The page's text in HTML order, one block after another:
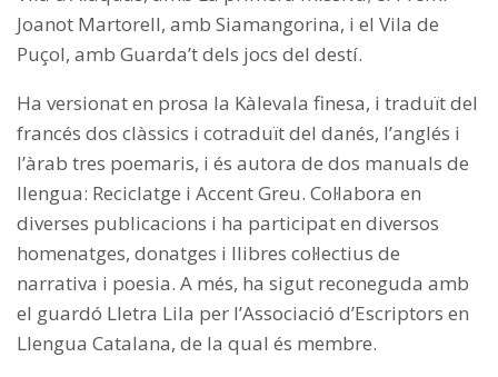
Joanot Martorell, amb Siamangorina, i el Vila de
Puçol, amb Guarda’t dels jocs del destí.
Ha versionat en prosa la Kàlevala finesa, i traduït del
francés dos clàssics i cotraduït del danés, l’anglés i
l’àrab tres poemaris, i és autora de dos manuals de
llengua: Reciclatge i Accent Greu. Col·labora en
diverses publicacions i ha participat en diversos
homenatges, donatges i llibres col·lectius de
narrativa i poesia. A més, ha sigut reconeguda amb
el guardó Lletra Lila per l’Associació d’Escriptors en
Llengua Catalana, de la qual és membre.